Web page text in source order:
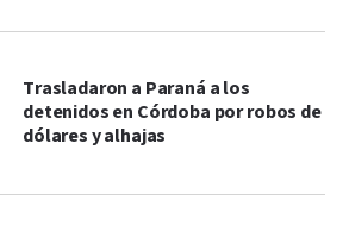
Trasladaron a Paraná a los
detenidos en Córdoba por robos de
dólares y alhajas